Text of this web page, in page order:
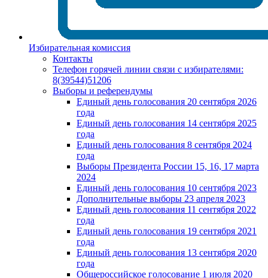
Избирательная комиссия
Контакты
Телефон горячей линии связи с избирателями:
8(39544)51206
Выборы и референдумы
Единый день голосования 20 сентября 2026
года
Единый день голосования 14 сентября 2025
года
Единый день голосования 8 сентября 2024
года
Выборы Президента России 15, 16, 17 марта
2024
Единый день голосования 10 сентября 2023
Дополнительные выборы 23 апреля 2023
Единый день голосования 11 сентября 2022
года
Единый день голосования 19 сентября 2021
года
Единый день голосования 13 сентября 2020
года
Общероссийское голосование 1 июля 2020